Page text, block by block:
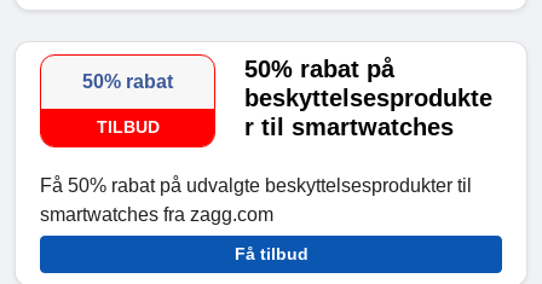
50% rabat
TILBUD
50% rabat på
beskyttelsesprodukte
r til smartwatches
Få 50% rabat på udvalgte beskyttelsesprodukter til
smartwatches fra zagg.com
Få tilbud